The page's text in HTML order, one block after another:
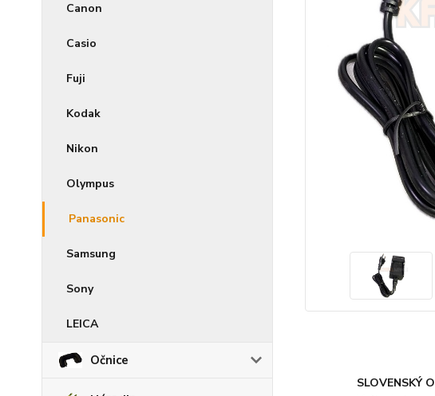
Canon
Casio
Fuji
Kodak
Nikon
Olympus
Panasonic
Samsung
Sony
LEICA
Očnice
SLOVENSKÝ